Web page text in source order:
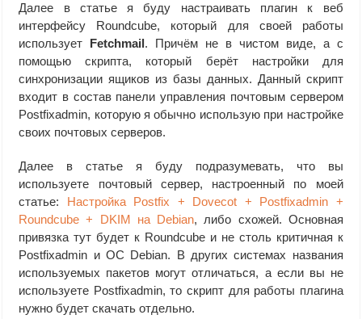
Далее в статье я буду настраивать плагин к веб
интерфейсу Roundcube, который для своей работы
использует Fetchmail. Причём не в чистом виде, а с
помощью скрипта, который берёт настройки для
синхронизации ящиков из базы данных. Данный скрипт
входит в состав панели управления почтовым сервером
Postfixadmin, которую я обычно использую при настройке
своих почтовых серверов.
Далее в статье я буду подразумевать, что вы
используете почтовый сервер, настроенный по моей
статье: Настройка Postfix + Dovecot + Postfixadmin +
Roundcube + DKIM на Debian, либо схожей. Основная
привязка тут будет к Roundcube и не столь критичная к
Postfixadmin и ОС Debian. В других системах названия
используемых пакетов могут отличаться, а если вы не
используете Postfixadmin, то скрипт для работы плагина
нужно будет скачать отдельно.